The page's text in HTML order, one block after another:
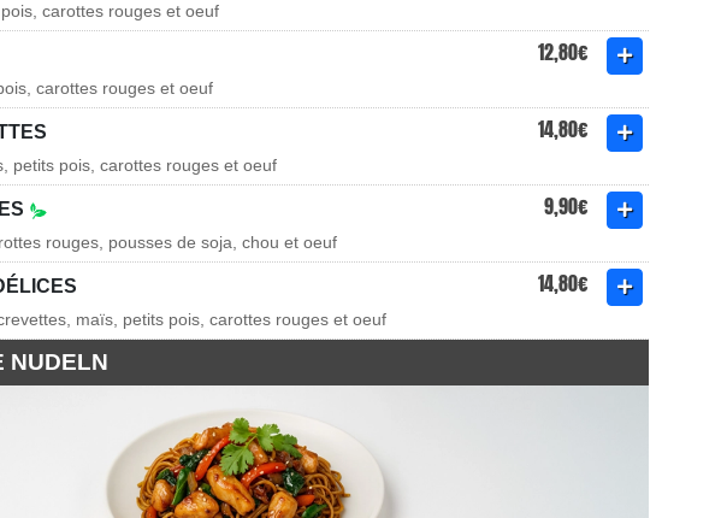
carottes rouges et oeuf
12,80€
carottes rouges et oeuf
14,80€
petits pois, carottes rouges et oeuf
9,90€
rouges, pousses de soja, chou et oeuf
14,80€
maïs, petits pois, carottes rouges et oeuf
NUDELN